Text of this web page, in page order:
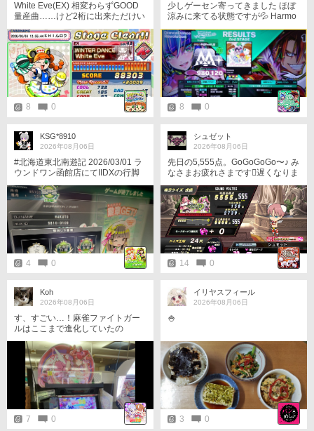
White Eve(EX) 相変わらずGOOD
量産曲……けど2桁に出来ただけい
いかな
8 0
少しゲーセン寄ってきました ほぼ
涼みに来てる状態ですが💦 Harmo
nia解禁嬉しいですね😊 後日この2
曲はフレア上げていこうと思いま
す
8 0
KSG*8910
2026年08月06日
#北海道東北南遊記 2026/03/01 ラ
ウンドワン函館店にてIIDXの行脚
4 0
シュゼット
2026年08月06日
先日の5,555点。GoGoGoGo〜♪ み
なさまお疲れさまです󾌾遅くなりま
お疲れさまでした󾍘 私の最終成績
は6,666点の44位となりました󾔠 󾭃️
順 位 ま で ゾ ロ 目 🥳 笑 内心で
は、コレで66位になったら美味し
いよな🤤…って期待してたそうな
🤫笑 ・曲名とアーティストの線引
き ・policy break問 この2つがまだ
ちょっとあやしいですが、それ以
りました󾭞これもみなさまのおかげ
🙂‍󾫷️ありがとうございました󾍓‍♂️ 引
き続き、アーカイブ期間中も楽し
ませていただこうと思います󾌾 さ
ル』なのにココア🐖の姿が見えね
ーのはどういう了見だコラぁ♪(も
しやココアにもアルティメットフ
ォームが！？󾭠ｶﾞﾀｯ) って、マジッ
クコロシアムと協力クイズバト
ル。。🤳 協力系。。足を引っ張り
そうなのが申し訳ないのと、それ
ぞれのルール(ジョブ毎の立ち回
り？etc.)やマナー(暗黙の了解？)も
14 0
Koh
2026年08月06日
す、すごい…！麻雀ファイトガー
ルはここまで進化していたの
か！？
7 0
イリヤスフィール
2026年08月06日
🍚
3 0